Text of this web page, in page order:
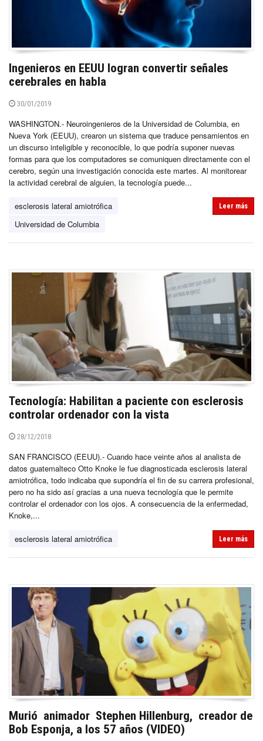
Ingenieros en EEUU logran convertir señales
cerebrales en habla
30/01/2019
WASHINGTON.- Neuroingenieros de la Universidad de Columbia, en
Nueva York (EEUU), crearon un sistema que traduce pensamientos en
un discurso inteligible y reconocible, lo que podría suponer nuevas
formas para que los computadores se comuniquen directamente con el
cerebro, según una investigación conocida este martes. Al monitorear
la actividad cerebral de alguien, la tecnología puede...
esclerosis lateral amiotrófica
Universidad de Columbia
Leer más
Tecnología: Habilitan a paciente con esclerosis
controlar ordenador con la vista
28/12/2018
SAN FRANCISCO (EEUU).- Cuando hace veinte años al analista de
datos guatemalteco Otto Knoke le fue diagnosticada esclerosis lateral
amiotrófica, todo indicaba que supondría el fin de su carrera profesional,
pero no ha sido así gracias a una nueva tecnología que le permite
controlar el ordenador con los ojos. A consecuencia de la enfermedad,
Knoke,...
esclerosis lateral amiotrófica Leer más
Murió animador Stephen Hillenburg, creador de
Bob Esponja, a los 57 años (VIDEO)